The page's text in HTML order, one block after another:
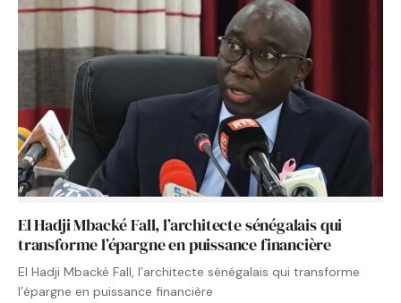
El Hadji Mbacké Fall, l’architecte sénégalais qui
transforme l’épargne en puissance financière
El Hadji Mbacké Fall, l’architecte sénégalais qui transforme
l’épargne en puissance financière